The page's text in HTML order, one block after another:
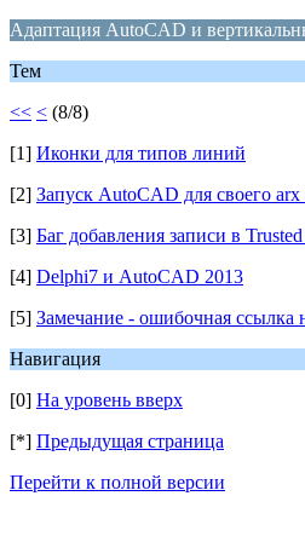
Адаптация AutoCAD и
Тем
<< < (8/8)
[1] Иконки для типов линий
[2] Запуск AutoCAD для своего
[3] Баг добавления записи в
[4] Delphi7 и AutoCAD 2013
[5] Замечание - ошибочная
Навигация
[0] На уровень вверх
[*] Предыдущая страница
Перейти к полной версии